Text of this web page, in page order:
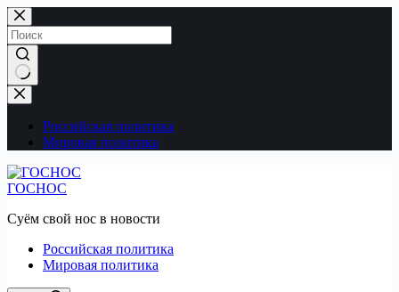
Перейти
к
сути
Ничего
не
найденоРоссийская политика
Мировая политика
ГОСНОС
Суём свой нос в новости
Российская политика
Мировая политика